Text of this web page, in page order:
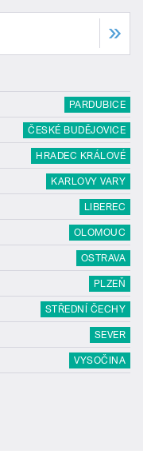
PARDUBICE
ČESKÉ BUDĚJOVICE
HRADEC KRÁLOVÉ
KARLOVY VARY
LIBEREC
OLOMOUC
OSTRAVA
PLZEŇ
STŘEDNÍ ČECHY
SEVER
VYSOČINA